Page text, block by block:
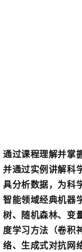
通过课程理解并掌
并通过实例讲解科
具分析数据，为科
智能领域经典机器
树、随机森林、变
度学习方法（卷积
络、生成式对抗网